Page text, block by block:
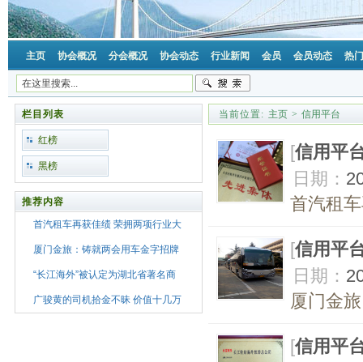
主页 协会概况 分会概况 协会动态 行业新闻 会员 会员动态 热
栏目列表
红榜
黑榜
推荐内容
首汽租车再获佳绩 荣拥两项行业大
厦门金旅：铸就两会用车金字招牌
“长江海外”被认定为湖北省著名商
广骏黄的司机拾金不昧 价值十几万
当前位置: 主页 > 信用平台
[信用平
日期：
首汽租
[信用平
日期：
厦门金
[信用平